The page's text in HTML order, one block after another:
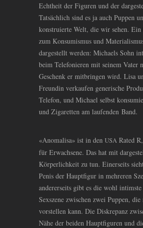
Echtheit der Figuren und der
Tatsächlich sind es ja auch Puppen
konstruierte Welt, die wir sehen.
zum Konsumismus und
dargestellt werden: Michaels Sohn
beim Telefonieren mit seinem Vater
Geschenk er mitbringen wird. Lisa
Freundin verkaufen generische
Telefon, und Michael selbst
und Zigaretten am laufenden Band.
«Anomalisa» ist in den USA Rated
für Erwachsene. Das hat mit
Körperlichkeit zu tun. Einerseits
Penis der Hauptfigur in mehreren
andererseits gibt es die wohl intimste
Sexszene zwischen zwei Puppen, die
vorstellen kann. Die Diskrepanz
Nähe der beiden Hauptfiguren und